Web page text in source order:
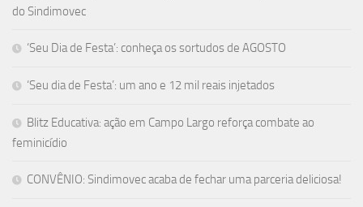
do Sindimovec
‘Seu Dia de Festa’: conheça os sortudos de AGOSTO
‘Seu dia de Festa’: um ano e 12 mil reais injetados
Blitz Educativa: ação em Campo Largo reforça combate ao
feminicídio
CONVÊNIO: Sindimovec acaba de fechar uma parceria deliciosa!